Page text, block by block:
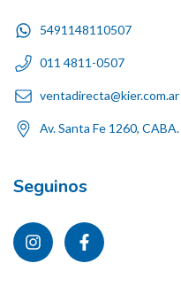
5491148110507
011 4811-0507
ventadirecta@kier.com.ar
Av. Santa Fe 1260, CABA.
Seguinos